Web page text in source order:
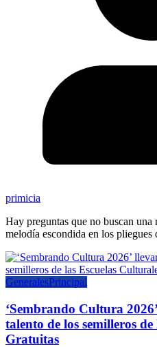
primicia
Hay preguntas que no buscan una
melodía escondida en los
GeneralesPrincipal
‘Sembrando Cultura
talento de los semilleros
Gratuitas